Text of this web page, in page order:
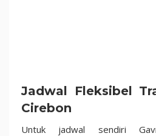
Jadwal Fleksibel
Cirebon
Untuk jadwal sendiri